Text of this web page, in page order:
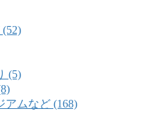
(5)
アムなど (168)